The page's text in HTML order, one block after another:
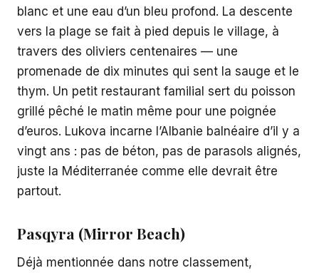
blanc et une eau d’un bleu profond. La descente
vers la plage se fait à pied depuis le village, à
travers des oliviers centenaires — une
promenade de dix minutes qui sent la sauge et le
thym. Un petit restaurant familial sert du poisson
grillé pêché le matin même pour une poignée
d’euros. Lukova incarne l’Albanie balnéaire d’il y a
vingt ans : pas de béton, pas de parasols alignés,
juste la Méditerranée comme elle devrait être
partout.
Pasqyra (Mirror Beach)
Déjà mentionnée dans notre classement,